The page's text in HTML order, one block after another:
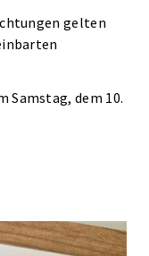
gelten
Samstag, dem 10.